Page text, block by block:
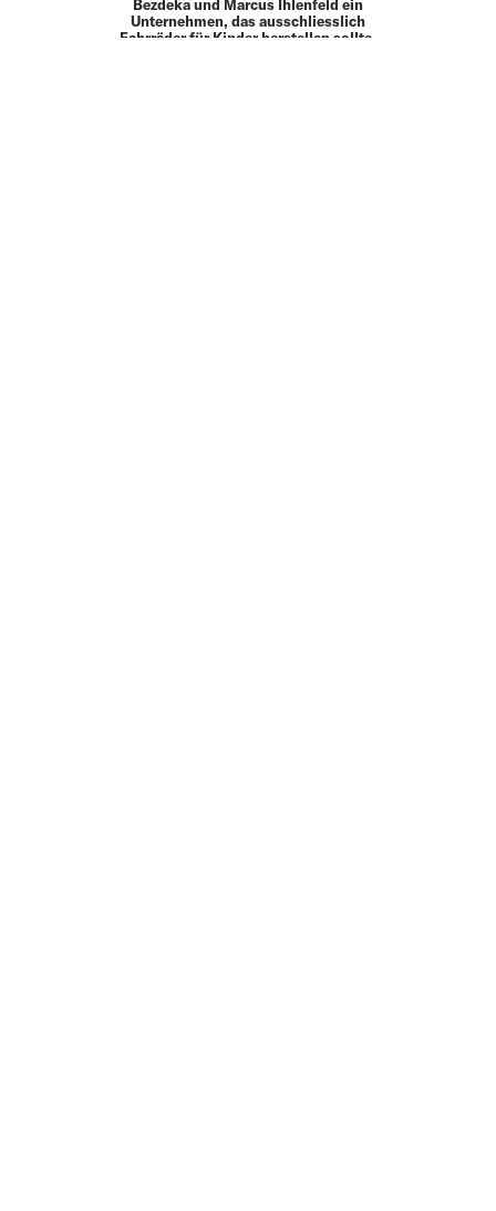
Bezdeka und Marcus Ihlen­feld ein
Unternehmen, das ausschliesslich
Fahrräder für Kinder herstellen sollte.